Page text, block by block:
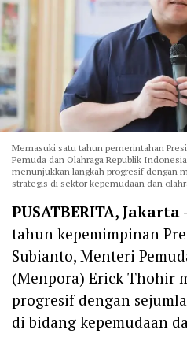
Memasuki satu tahun pemerintahan
Pemuda dan Olahraga Republik
menunjukkan langkah progresif dengan
strategis di sektor kepemudaan dan
PUSATBERITA, Jakarta
tahun kepemimpinan
Subianto, Menteri
(Menpora) Erick Thohir
progresif dengan
di bidang kepemudaan